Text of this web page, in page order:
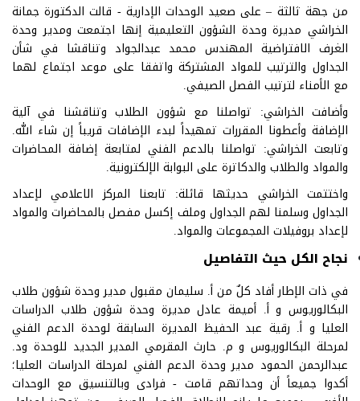
من جهة ثالثة – على صعيد الوحدات الإدارية - قالت الدكتورة جمانة
الخراشي مديرة وحدة الشؤون التعليمية إنها اجتمعت ومدير وحدة
الغرف الافتراضية المهندس محمد عبدالجواد وتناقشا في شأن
الجداول والترتيب للمواد المشتركة واتفقا على موعد اجتماع لهما
مع الأمناء لترتيب الفصل الصيفي.
وأضافت الخراشي: تواصلنا مع شؤون الطلاب وتناقشنا في آلية
الإضافة وأعطونا المقررات تمهيداً لبدء الإضافات قريباً إن شاء الله.
وتابعت الخراشي: تواصلنا بالدعم الفني لمتابعة إضافة المحاضرات
والمواد والطلاب والدكاترة على البوابة الإلكترونية.
واختتمت الخراشي حديثها قائلة: تابعنا المركز الاعلامي لإعداد
الجداول وسلمنا لهم الجداول وملف إكسل مفصل بالمحاضرات والمواد
لإعداد بروفيلات المجموعات والمواد.
نجاح الكل حيث التفاصيل
في ذات الإطار أفاد كلٌ من أ. سليمان مقبول مدير وحدة شؤون طلاب
البكالوريوس و أ. أميمة عادل مديرة وحدة شؤون طلاب الدراسات
العليا و أ. رقية عبد الحفيظ المديرة السابقة لوحدة الدعم الفني
لمرحلة البكالوريوس و م. حارث المقرمي المدير الجديد للوحدة ود.
عبدالرحمن الحمود مدير وحدة الدعم الفني لمرحلة الدراسات العليا؛
أكدوا جميعاً أن وحداتهم قامت - فرادى وبالتنسيق مع الوحدات